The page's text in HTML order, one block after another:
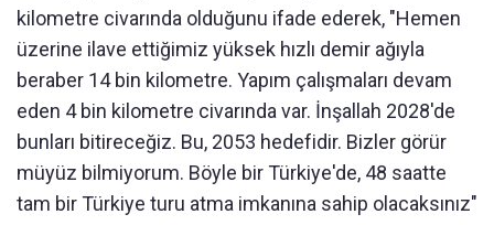
kilometre civarında olduğunu ifade ederek, "Hemen
üzerine ilave ettiğimiz yüksek hızlı demir ağıyla
beraber 14 bin kilometre. Yapım çalışmaları devam
eden 4 bin kilometre civarında var. İnşallah 2028'de
bunları bitireceğiz. Bu, 2053 hedefidir. Bizler görür
müyüz bilmiyorum. Böyle bir Türkiye'de, 48 saatte
tam bir Türkiye turu atma imkanına sahip olacaksınız"